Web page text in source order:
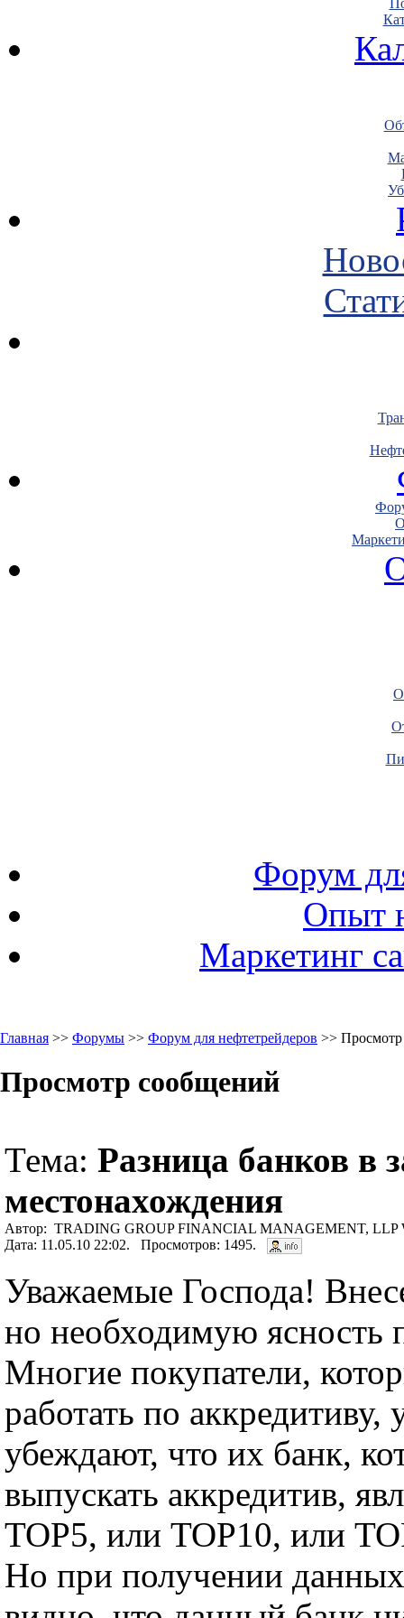
Форум
Опыт
Маркетинг
Главная >> Форумы >> Форум для нефтетрейдеров >>
Просмотр сообщений
Тема: Разница банков в
местонахождения
Автор: TRADING GROUP FINANCIAL MANAGEMENT, LLP
Дата: 11.05.10 22:02. Просмотров: 1495.
Уважаемые Господа!
но необходимую ясность
Многие покупатели,
работать по аккредитиву,
убеждают, что их банк,
выпускать аккредитив,
ТОР5, или ТОР10, или
Но при получении